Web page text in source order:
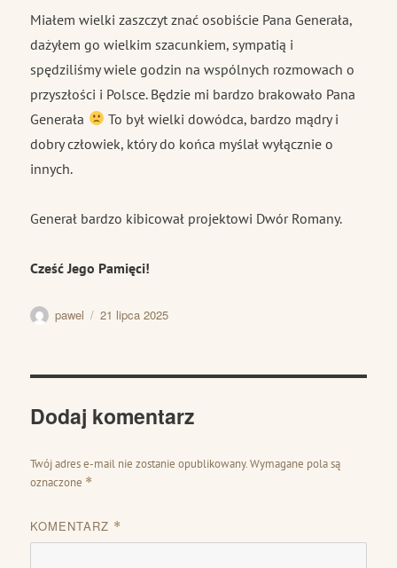
Miałem wielki zaszczyt znać osobiście Pana Generała,
dażyłem go wielkim szacunkiem, sympatią i
spędziliśmy wiele godzin na wspólnych rozmowach o
przyszłości i Polsce. Będzie mi bardzo brakowało Pana
Generała
To był wielki dowódca, bardzo mądry i
dobry człowiek, który do końca myślał wyłącznie o
innych.
Generał bardzo kibicował projektowi Dwór Romany.
Cześć Jego Pamięci!
Autor
pawel
Data
21 lipca 2025
Dodaj komentarz
Twój adres e-mail nie zostanie opublikowany. Wymagane pola są
oznaczone *
KOMENTARZ *